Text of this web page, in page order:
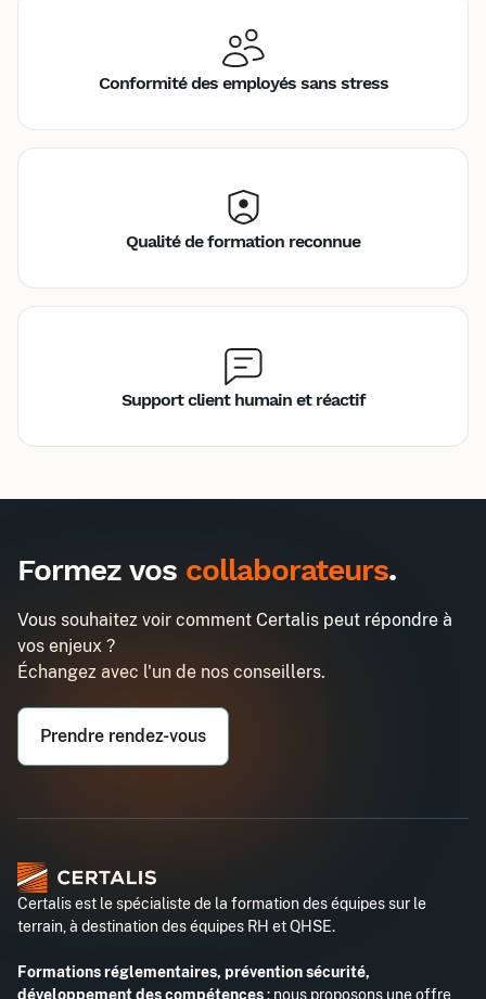
Conformité des employés sans stress
Qualité de formation reconnue
Support client humain et réactif
Maîtriser les points clés en
Entreprise*
Téléphone professionnel*
Formez vos collaborateurs.
Vous souhaitez voir comment Certalis peut répondre à
vos enjeux ?
Échangez avec l'un de nos conseillers.
Prendre rendez-vous
Certalis est le spécialiste de la formation des équipes sur le
terrain, à destination des équipes RH et QHSE.
Formations réglementaires, prévention sécurité,
développement des compétences: nous proposons une offre